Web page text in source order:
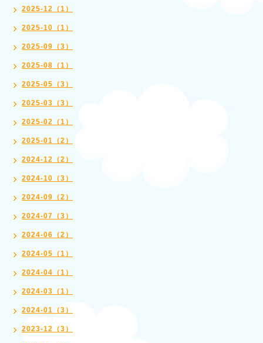
2025-12（1）
2025-10（1）
2025-09（3）
2025-08（1）
2025-05（3）
2025-03（3）
2025-02（1）
2025-01（2）
2024-12（2）
2024-10（3）
2024-09（2）
2024-07（3）
2024-06（2）
2024-05（1）
2024-04（1）
2024-03（1）
2024-01（3）
2023-12（3）